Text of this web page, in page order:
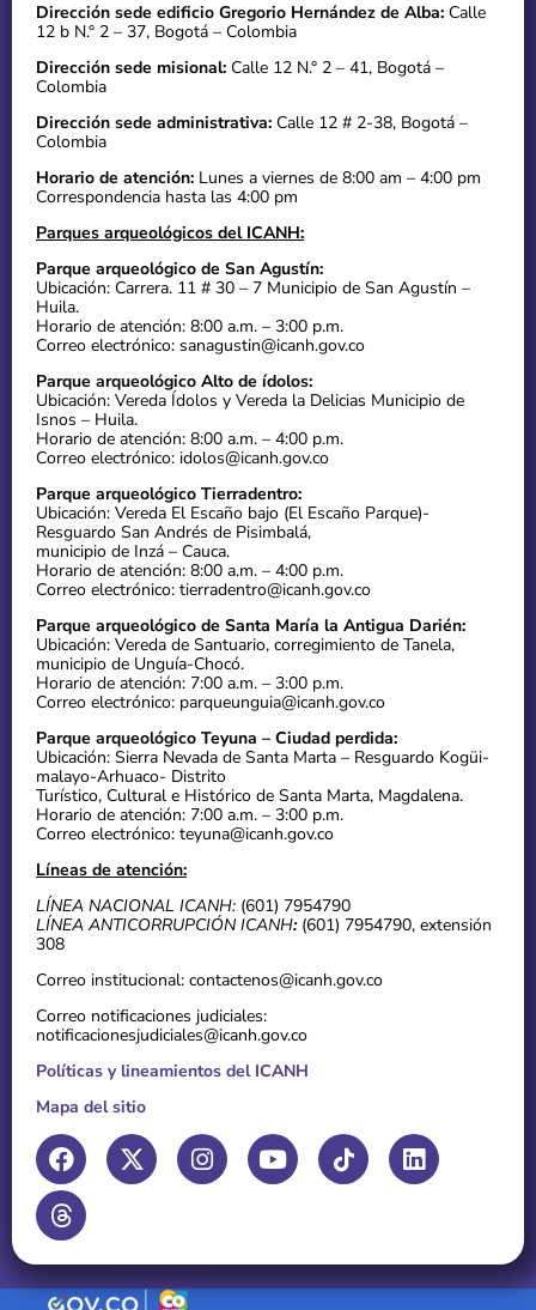
Dirección sede edificio Gregorio Hernández de Alba: Calle
12 b N.° 2 – 37, Bogotá – Colombia
Dirección sede misional: Calle 12 N.° 2 – 41, Bogotá –
Colombia
Dirección sede administrativa: Calle 12 # 2-38, Bogotá –
Colombia
Horario de atención: Lunes a viernes de 8:00 am – 4:00 pm
Correspondencia hasta las 4:00 pm
Parques arqueológicos del ICANH:
Parque arqueológico de San Agustín:
Ubicación: Carrera. 11 # 30 – 7 Municipio de San Agustín –
Huila.
Horario de atención: 8:00 a.m. – 3:00 p.m.
Correo electrónico: sanagustin@icanh.gov.co
Parque arqueológico Alto de ídolos:
Ubicación: Vereda Ídolos y Vereda la Delicias Municipio de
Isnos – Huila.
Horario de atención: 8:00 a.m. – 4:00 p.m.
Correo electrónico: idolos@icanh.gov.co
Parque arqueológico Tierradentro:
Ubicación: Vereda El Escaño bajo (El Escaño Parque)-
Resguardo San Andrés de Pisimbalá,
municipio de Inzá – Cauca.
Horario de atención: 8:00 a.m. – 4:00 p.m.
Correo electrónico: tierradentro@icanh.gov.co
Parque arqueológico de Santa María la Antigua Darién:
Ubicación: Vereda de Santuario, corregimiento de Tanela,
municipio de Unguía-Chocó.
Horario de atención: 7:00 a.m. – 3:00 p.m.
Correo electrónico: parqueunguia@icanh.gov.co
Parque arqueológico Teyuna – Ciudad perdida:
Ubicación: Sierra Nevada de Santa Marta – Resguardo Kogüi-
malayo-Arhuaco- Distrito
Turístico, Cultural e Histórico de Santa Marta, Magdalena.
Horario de atención: 7:00 a.m. – 3:00 p.m.
Correo electrónico: teyuna@icanh.gov.co
Líneas de atención:
LÍNEA NACIONAL ICANH: (601) 7954790
LÍNEA ANTICORRUPCIÓN ICANH: (601) 7954790, extensión
308
Correo institucional: contactenos@icanh.gov.co
Correo notificaciones judiciales:
notificacionesjudiciales@icanh.gov.co
Políticas y lineamientos del ICANH
Mapa del sitio
F
a
c
e
b
o
o
X
-
t
t
t
I
n
s
g
r
Y
o
u
b
e
L
i
n
d
i
T
h
r
e
a
d
s